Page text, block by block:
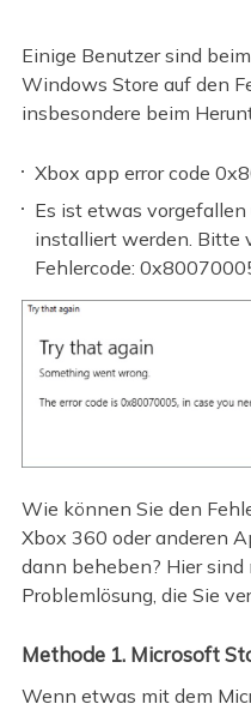
Einige Benutzer sind
Windows Store auf den
insbesondere beim
Xbox app error code
Es ist etwas
installiert werden. Bitte
Fehlercode:
Wie können Sie den
Xbox 360 oder anderen
dann beheben? Hier
Problemlösung, die Sie
Methode 1. Microsoft
Wenn etwas mit dem